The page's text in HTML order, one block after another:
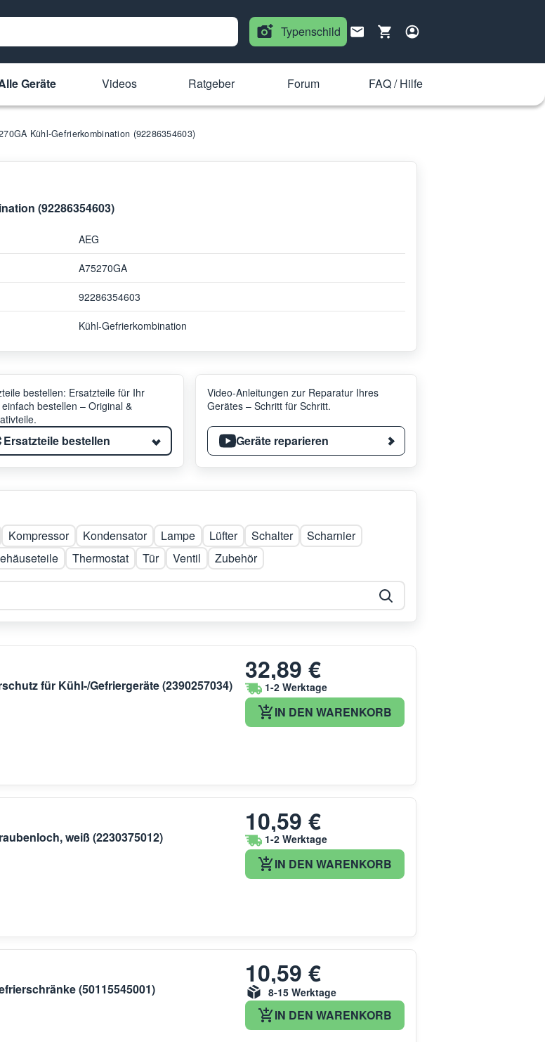
Typenschild
Geräte Videos Ratgeber Forum FAQ / Hilfe
Kühl-Gefrierkombination (92286354603)
(92286354603)
AEG
A75270GA
92286354603
Kühl-Gefrierkombination
bestellen: Ersatzteile für Ihr
bestellen – Original &
Ersatzteile bestellen
Video-Anleitungen zur Reparatur Ihres
Gerätes – Schritt für Schritt.
Geräte reparieren
Kompressor Kondensator Lampe Lüfter Schalter
Scharnier
Thermostat Tür Ventil Zubehör
für Kühl-/Gefriergeräte (2390257034)
32,89 €
1-2 Werktage
IN DEN WARENKORB
weiß (2230375012)
10,59 €
1-2 Werktage
IN DEN WARENKORB
(50115545001)
10,59 €
8-15 Werktage
IN DEN WARENKORB